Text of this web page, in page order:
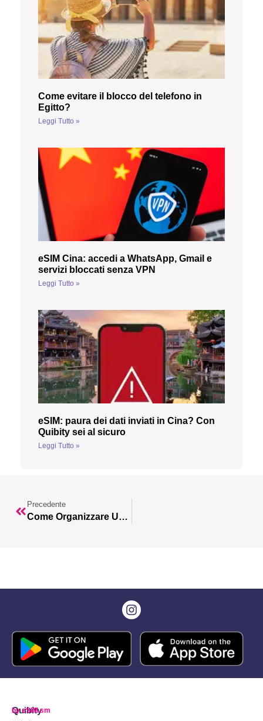
Come evitare il blocco del telefono in
Egitto?
Leggi Tutto »
eSIM Cina: accedi a WhatsApp, Gmail e
servizi bloccati senza VPN
Leggi Tutto »
eSIM: paura dei dati inviati in Cina? Con
Quibity sei al sicuro
Leggi Tutto »
Precedente
Come Organizzare Un Viaggio Nei Balcani Davvero Indimenticabile!
Quibity
by eSIM.sm